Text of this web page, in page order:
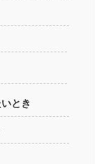
とき